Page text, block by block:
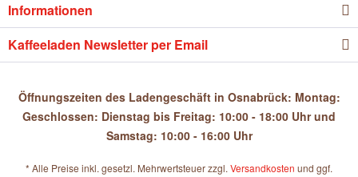
Informationen
Kaffeeladen Newsletter per Email
Öffnungszeiten des Ladengeschäft in Osnabrück: Montag:
Geschlossen: Dienstag bis Freitag: 10:00 - 18:00 Uhr und
Samstag: 10:00 - 16:00 Uhr
* Alle Preise inkl. gesetzl. Mehrwertsteuer zzgl. Versandkosten und ggf.